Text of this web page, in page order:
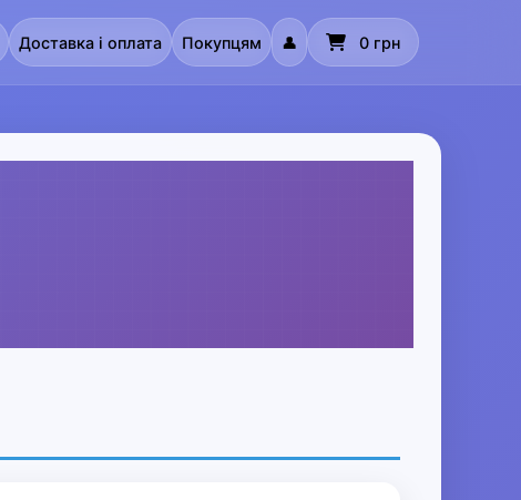
Доставка і оплата Покупцям 👤 0 грн